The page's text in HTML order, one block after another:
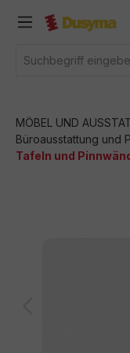
springen
MÖBEL UND
Büroausstattung und
Tafeln und